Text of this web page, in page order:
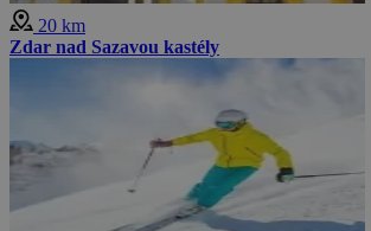
20 km
Zdar nad Sazavou kastély